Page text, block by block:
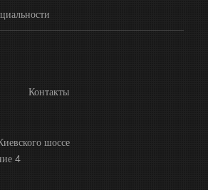
Контакты
шоссе
4